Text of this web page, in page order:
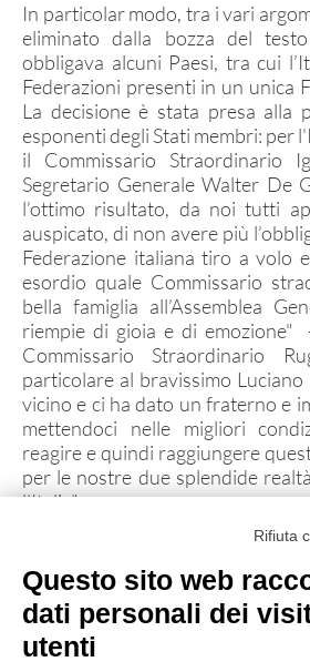
Gruppi di merito
Archivio gruppi di
Ranking
Atleti di interesse
Staff Tecnico
Staff medico
ATLETI
DISCIPLINE
Bench Rest
Production
Tiro Rapido
In particolar modo, tra i vari
eliminato dalla bozza del
obbligava alcuni Paesi, tra cui
Federazioni presenti in un unica
La decisione è stata presa alla
esponenti degli Stati membri: per
il Commissario Straordinario
Segretario Generale Walter De
l’ottimo risultato, da noi tutti
auspicato, di non avere più
Federazione italiana tiro a volo
esordio quale Commissario
bella famiglia all’Assemblea
riempie di gioia e di emozione"
Commissario Straordinario
particolare al bravissimo Luciano
vicino e ci ha dato un fraterno e
mettendoci nelle migliori
reagire e quindi raggiungere
per le nostre due splendide
l’Italia”
Le modifiche alla Costituzione
sono state approvate con 178
contrari su 263 voti totali. Il
l’approvazione era di 175, pari a
Tra gli altri punti trattati è stata
Rifiuta
Questo sito web
dati personali dei
utenti